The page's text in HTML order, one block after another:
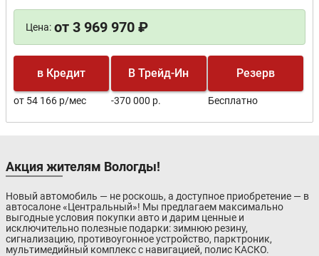
Цена: от 3 969 970 ₽
в Кредит
от 54 166 р/мес
В Трейд-Ин
-370 000 р.
Резерв
Бесплатно
Акция жителям Вологды!
Новый автомобиль — не роскошь, а доступное приобретение — в
автосалоне «Центральный»! Мы предлагаем максимально
выгодные условия покупки авто и дарим ценные и
исключительно полезные подарки: зимнюю резину,
сигнализацию, противоугонное устройство, парктроник,
мультимедийный комплекс с навигацией, полис КАСКО.